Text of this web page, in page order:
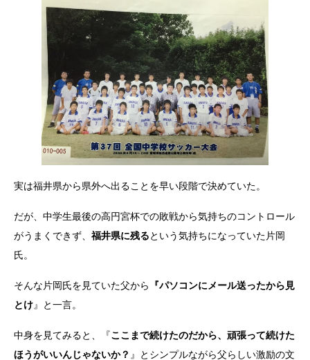
実は福井県から県外へ出ることを早い段階で決めていた。
だが、中学生最後の高円宮杯での敗戦から気持ちのコントロール
がうまくできず、 福井県に残るという気持ちになっていた片岡
氏。
そんな片岡氏を見ていた父から 『パソコンにメール送ったから見
とけ』と一言。
中身を見てみると、『ここまで続けたのだから、頑張って続けた
ほうがいいんじゃないか？ 』とシンプルながら父らしい激励の文